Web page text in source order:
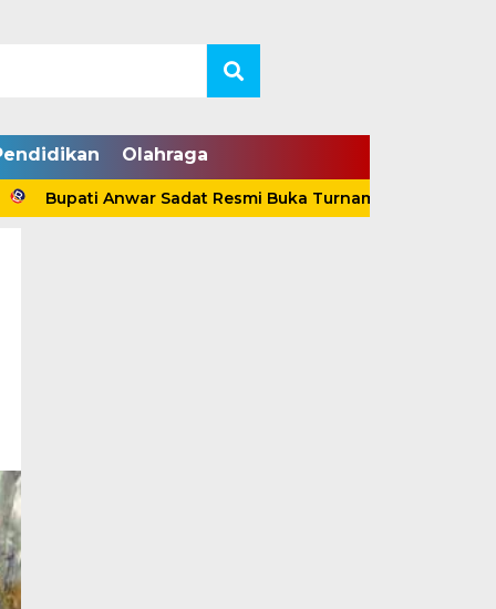
Olahraga
Anwar Sadat Resmi Buka Turnamen Voli Antar-Klub